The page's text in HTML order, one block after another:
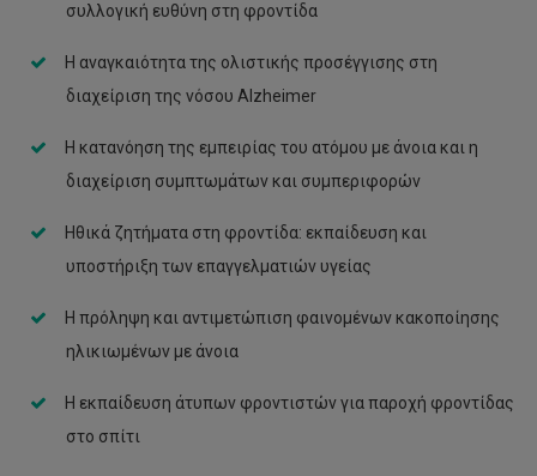
συλλογική ευθύνη στη φροντίδα
Η αναγκαιότητα της ολιστικής προσέγγισης στη
διαχείριση της νόσου Alzheimer
Η κατανόηση της εμπειρίας του ατόμου με άνοια και η
διαχείριση συμπτωμάτων και συμπεριφορών
Ηθικά ζητήματα στη φροντίδα: εκπαίδευση και
υποστήριξη των επαγγελματιών υγείας
Η πρόληψη και αντιμετώπιση φαινομένων κακοποίησης
ηλικιωμένων με άνοια
Η εκπαίδευση άτυπων φροντιστών για παροχή φροντίδας
στο σπίτι